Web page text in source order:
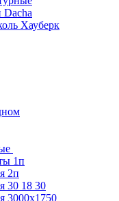
Хауберк
1п
2п
30 18 30
3000х1750